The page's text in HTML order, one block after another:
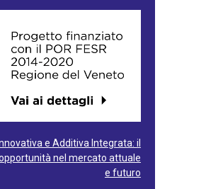
e Additiva Integrata: il
nel mercato attuale
e futuro